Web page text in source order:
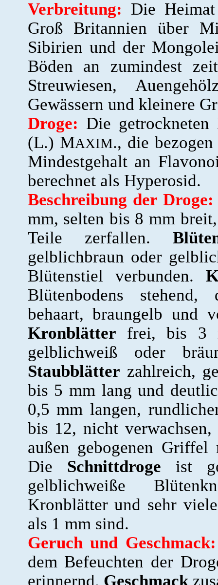
Verbreitung: Die
Groß Britannien über
Sibirien und der
Böden an zumindest
Streuwiesen,
Gewässern und kleinere
Droge: Die
(L.) MAXIM., die
Mindestgehalt an
berechnet als Hyperosid.
Beschreibung der Droge:
mm, selten bis 8 mm
Teile zerfallen.
gelblichbraun oder
Blütenstiel verbunden.
Blütenbodens
behaart, braungelb und
Kronblätter frei, bis 3
gelblichweiß oder
Staubblätter zahlreich,
bis 5 mm lang und
0,5 mm langen,
bis 12, nicht
außen gebogenen
Die Schnittdroge ist
gelblichweiße
Kronblätter und sehr
als 1 mm sind.
Geruch und Geschmack:
dem Befeuchten der
erinnernd. Geschmack